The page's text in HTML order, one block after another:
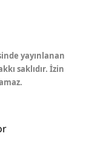
yayınlanan
saklıdır. İzin